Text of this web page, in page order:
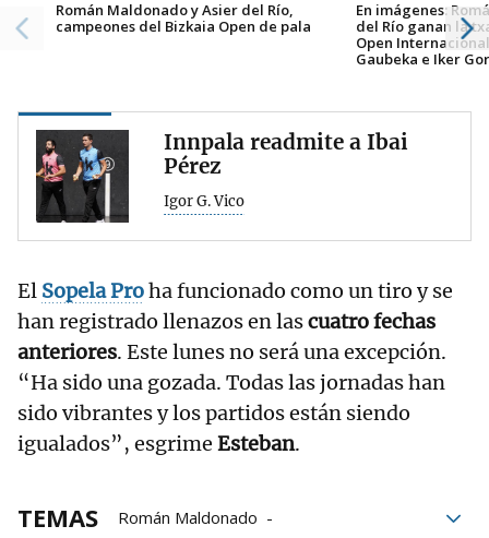
Román Maldonado y Asier del Río,
campeones del Bizkaia Open de pala
En imágenes:
del Río ganan la
Open
Gaubeka e Iker
Innpala readmite a Ibai
Pérez
Igor G. Vico
El Sopela Proha funcionado como un tiro y se
han registrado llenazos en lascuatro fechas
anteriores. Este lunes no será una excepción.
“Ha sido una gozada. Todas las jornadas han
sido vibrantes y los partidos están siendo
igualados”, esgrime Esteban.
TEMAS
Román Maldonado